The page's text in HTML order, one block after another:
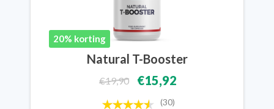
20% korting
Natural T-Booster
€19,90 €15,92
(30)